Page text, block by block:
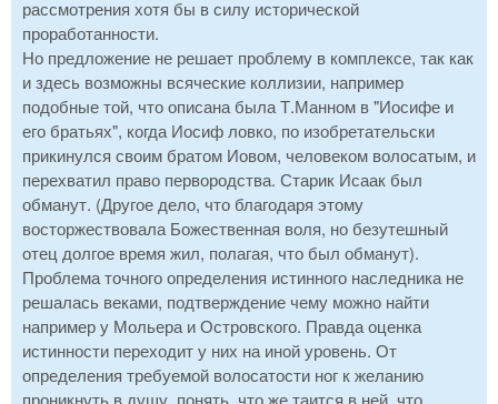
рассмотрения хотя бы в силу исторической
проработанности.
Но предложение не решает проблему в комплексе, так как
и здесь возможны всяческие коллизии, например
подобные той, что описана была Т.Манном в "Иосифе и
его братьях", когда Иосиф ловко, по изобретательски
прикинулся своим братом Иовом, человеком волосатым, и
перехватил право первородства. Старик Исаак был
обманут. (Другое дело, что благодаря этому
восторжествовала Божественная воля, но безутешный
отец долгое время жил, полагая, что был обманут).
Проблема точного определения истинного наследника не
решалась веками, подтверждение чему можно найти
например у Мольера и Островского. Правда оценка
истинности переходит у них на иной уровень. От
определения требуемой волосатости ног к желанию
проникнуть в душу, понять, что же таится в ней, что